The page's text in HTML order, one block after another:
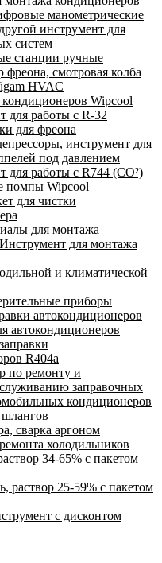
манометрические
инструмент для
систем
станции ручные
фреона, смотровая колба
HVAC
Wipcool
для работы с R-32
для фреона
инструмент для
под давлением
для работы с R744 (CO²)
помпы Wipcool
для чистки
для монтажа
для монтажа
и климатической
приборы
автокондиционеров
автокондиционеров
R404a
по ремонту и
заправочных
кондиционеров
сварка аргоном
холодильников
34-65% с пакетом
раствор 25-59% с пакетом
с дисконтом